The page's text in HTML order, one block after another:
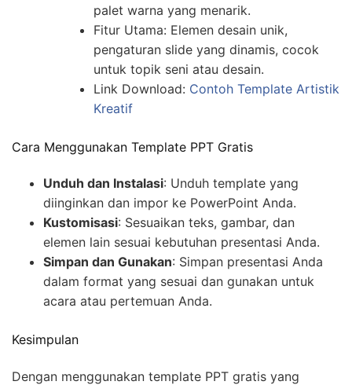
palet warna yang menarik.
Fitur Utama: Elemen desain unik,
pengaturan slide yang dinamis, cocok
untuk topik seni atau desain.
Link Download: Contoh Template Artistik
Kreatif
Cara Menggunakan Template PPT Gratis
Unduh dan Instalasi: Unduh template yang
diinginkan dan impor ke PowerPoint Anda.
Kustomisasi: Sesuaikan teks, gambar, dan
elemen lain sesuai kebutuhan presentasi Anda.
Simpan dan Gunakan: Simpan presentasi Anda
dalam format yang sesuai dan gunakan untuk
acara atau pertemuan Anda.
Kesimpulan
Dengan menggunakan template PPT gratis yang